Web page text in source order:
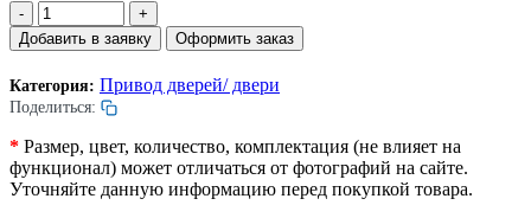
Количество
товара
Отводка
лифта.
Правая.
Добавить в заявку Оформить заказ
Категория: Привод дверей/ двери
Поделиться:
* Размер, цвет, количество, комплектация (не влияет на
функционал) может отличаться от фотографий на сайте.
Уточняйте данную информацию перед покупкой товара.